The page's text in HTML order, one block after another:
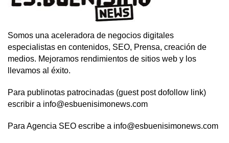
Somos una aceleradora de negocios digitales
especialistas en contenidos, SEO, Prensa, creación de
medios. Mejoramos rendimientos de sitios web y los
llevamos al éxito.
Para publinotas patrocinadas (guest post dofollow link)
escribir a info@esbuenisimonews.com
Para Agencia SEO escribe a info@esbuenisimonews.com